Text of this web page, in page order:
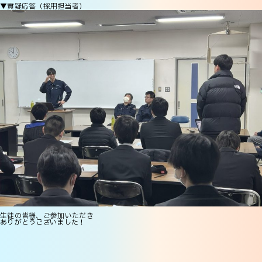
▼質疑応答（採用担当者）
生徒の皆様、ご参加いただき
ありがとうございました！